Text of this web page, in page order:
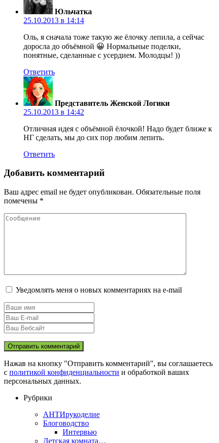
Юльчатка
25.10.2013 в 14:14
Оль, я сначала тоже такую же ёлочку лепила, а сейчас
доросла до объёмной 😀 Нормальные поделки,
понятные, сделанные с усердием. Молодцы! ))
Ответить
Представитель Женской Логики
25.10.2013 в 14:42
Отличная идея с объёмной ёлочкой! Надо будет ближе к
НГ сделать, мы до сих пор любим лепить.
Ответить
Добавить комментарий
Ваш адрес email не будет опубликован. Обязательные поля
помечены *
Уведомлять меня о новых комментариях на e-mail
Нажав на кнопку "Отправить комментарий", вы соглашаетесь
с политикой конфиденциальности и обработкой ваших
персональных данных.
Рубрики
АНТИрукоделие
Блоговодство
Интервью
Детская комната…